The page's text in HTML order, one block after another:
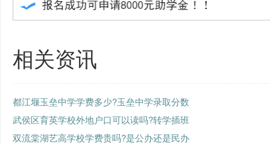
相关资讯
都江堰玉垒中学学费多少?玉垒中学录取分数
武侯区育英学校外地户口可以读吗?转学插班
双流棠湖艺高学校学费贵吗?是公办还是民办